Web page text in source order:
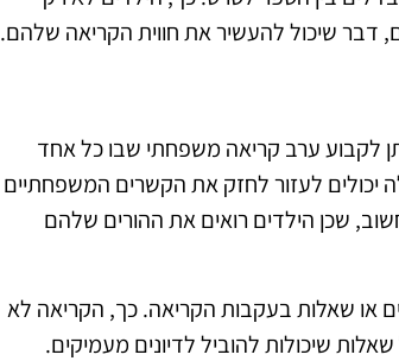
דבר שיכול להעשיר את חווית הקריאה שלהם.
לקבוע ערב קריאה משפחתי שבו כל אחד
לעזור לחזק את הקשרים המשפחתיים
שכן הילדים רואים את ההורים שלהם
או שאלות בעקבות הקריאה. כך, הקריאה לא
שיכולות להוביל לדיונים מעמיקים.